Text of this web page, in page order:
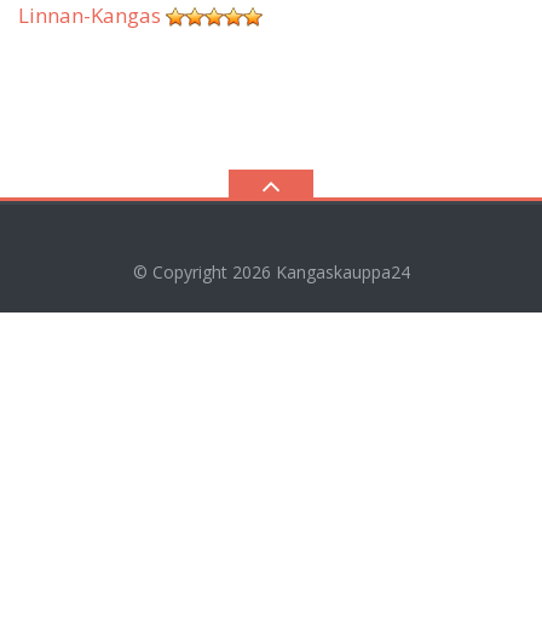
Linnan-Kangas
© Copyright 2026 Kangaskauppa24